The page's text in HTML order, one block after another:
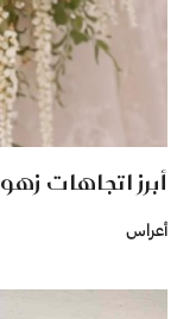
أبرز اتجاهات
أعراس